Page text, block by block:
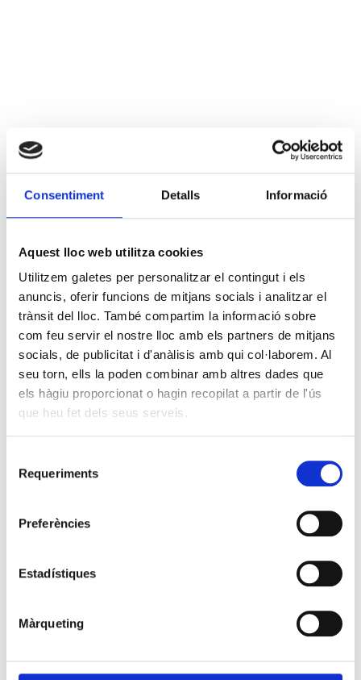
Consentiment Detalls Informació
Aquest lloc web utilitza cookies
Utilitzem galetes per personalitzar el contingut i els
anuncis, oferir funcions de mitjans socials i analitzar el
trànsit del lloc. També compartim la informació sobre
com feu servir el nostre lloc amb els partners de mitjans
socials, de publicitat i d'anàlisis amb qui col·laborem. Al
seu torn, ells la poden combinar amb altres dades que
els hàgiu proporcionat o hagin recopilat a partir de l'ús
que heu fet dels seus serveis.
Requeriments
Preferències
Estadístiques
Màrqueting